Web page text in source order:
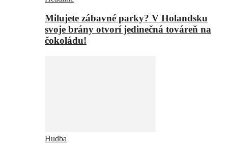
Milujete zábavné parky? V Holandsku
svoje brány otvorí jedinečná továreň na
čokoládu!
Hudba